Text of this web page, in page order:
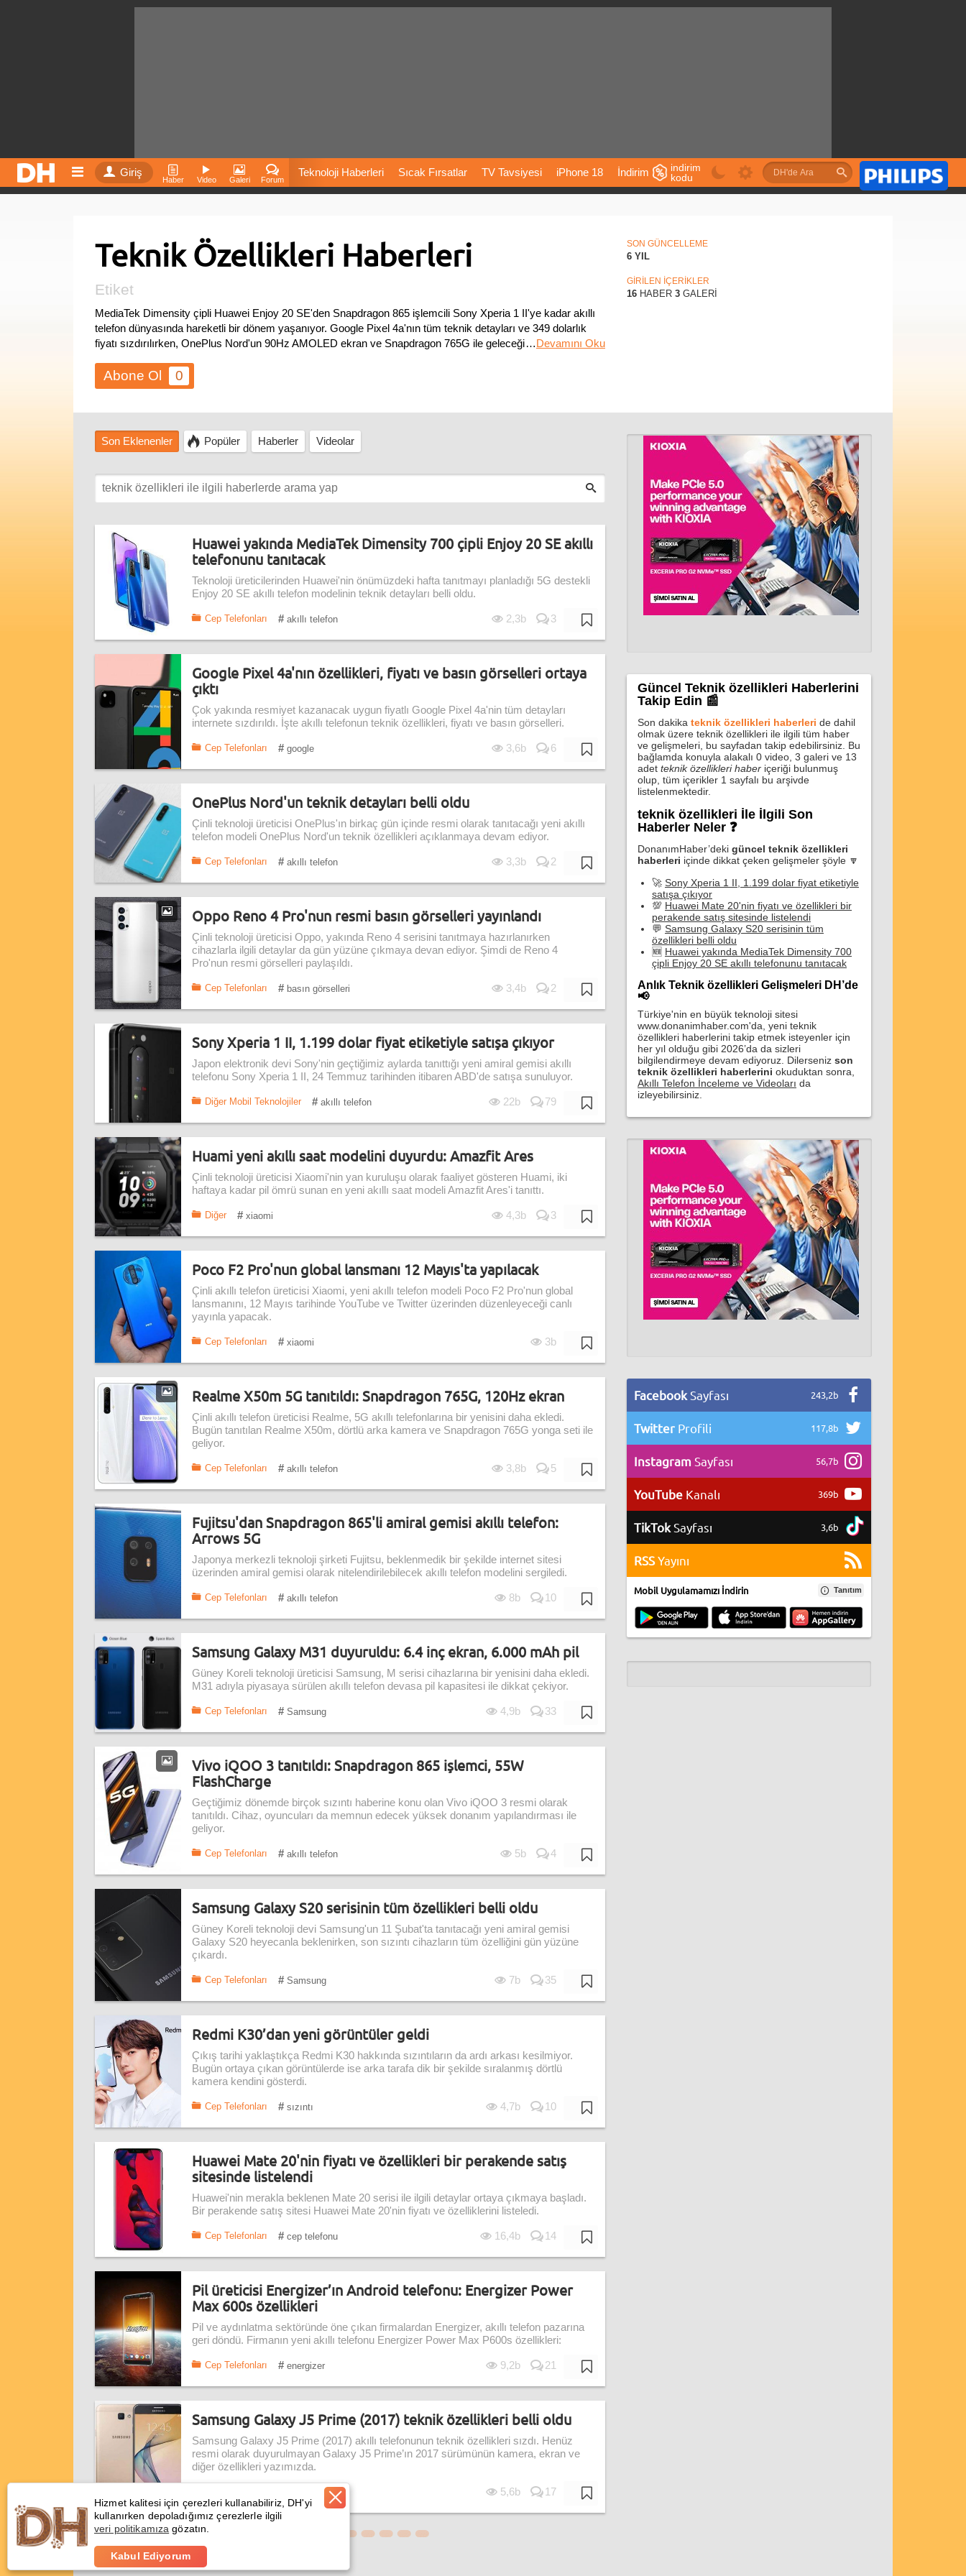
Giriş
Haber Video Galeri Forum
Teknoloji Haberleri Sıcak Fırsatlar TV Tavsiyesi iPhone 18 İndirim
Fiyatları Vizyondaki Filmler Bitcoin Önerileri
indirim
kodu
Teknik Özellikleri Haberleri
Etiket
MediaTek Dimensity çipli Huawei Enjoy 20 SE'den Snapdragon 865 işlemcili Sony Xperia 1 II'ye kadar akıllı
telefon dünyasında hareketli bir dönem yaşanıyor. Google Pixel 4a'nın tüm teknik detayları ve 349 dolarlık
fiyatı sızdırılırken, OnePlus Nord'un 90Hz AMOLED ekran ve Snapdragon 765G ile geleceği netleşti. Aynı
… Devamını Oku
0
SON GÜNCELLEME
6 YIL
GİRİLEN İÇERİKLER
16 HABER 3 GALERİ
Son Eklenenler Popüler Haberler Videolar
Huawei yakında MediaTek Dimensity 700 çipli Enjoy 20 SE akıllı
telefonunu tanıtacak
Teknoloji üreticilerinden Huawei'nin önümüzdeki hafta tanıtmayı planladığı 5G destekli
Enjoy 20 SE akıllı telefon modelinin teknik detayları belli oldu.
Cep Telefonları # akıllı telefon 2,3b 3
Google Pixel 4a'nın özellikleri, fiyatı ve basın görselleri ortaya
çıktı
Çok yakında resmiyet kazanacak uygun fiyatlı Google Pixel 4a'nin tüm detayları
internete sızdırıldı. İşte akıllı telefonun teknik özellikleri, fiyatı ve basın görselleri.
Cep Telefonları # google 3,6b 6
OnePlus Nord'un teknik detayları belli oldu
Çinli teknoloji üreticisi OnePlus'ın birkaç gün içinde resmi olarak tanıtacağı yeni akıllı
telefon modeli OnePlus Nord'un teknik özellikleri açıklanmaya devam ediyor.
Cep Telefonları # akıllı telefon 3,3b 2
Oppo Reno 4 Pro'nun resmi basın görselleri yayınlandı
Çinli teknoloji üreticisi Oppo, yakında Reno 4 serisini tanıtmaya hazırlanırken
cihazlarla ilgili detaylar da gün yüzüne çıkmaya devan ediyor. Şimdi de Reno 4
Pro'nun resmi görselleri paylaşıldı.
Cep Telefonları # basın görselleri 3,4b 2
Sony Xperia 1 II, 1.199 dolar fiyat etiketiyle satışa çıkıyor
Japon elektronik devi Sony'nin geçtiğimiz aylarda tanıttığı yeni amiral gemisi akıllı
telefonu Sony Xperia 1 II, 24 Temmuz tarihinden itibaren ABD'de satışa sunuluyor.
Diğer Mobil Teknolojiler # akıllı telefon 22b 79
Huami yeni akıllı saat modelini duyurdu: Amazfit Ares
Çinli teknoloji üreticisi Xiaomi'nin yan kuruluşu olarak faaliyet gösteren Huami, iki
haftaya kadar pil ömrü sunan en yeni akıllı saat modeli Amazfit Ares'i tanıttı.
Diğer # xiaomi 4,3b 3
Poco F2 Pro'nun global lansmanı 12 Mayıs'ta yapılacak
Çinli akıllı telefon üreticisi Xiaomi, yeni akıllı telefon modeli Poco F2 Pro'nun global
lansmanını, 12 Mayıs tarihinde YouTube ve Twitter üzerinden düzenleyeceği canlı
yayınla yapacak.
Cep Telefonları # xiaomi 3b
Realme X50m 5G tanıtıldı: Snapdragon 765G, 120Hz ekran
Çinli akıllı telefon üreticisi Realme, 5G akıllı telefonlarına bir yenisini daha ekledi.
Bugün tanıtılan Realme X50m, dörtlü arka kamera ve Snapdragon 765G yonga seti ile
geliyor.
Cep Telefonları # akıllı telefon 3,8b 5
Fujitsu'dan Snapdragon 865'li amiral gemisi akıllı telefon:
Arrows 5G
Japonya merkezli teknoloji şirketi Fujitsu, beklenmedik bir şekilde internet sitesi
üzerinden amiral gemisi olarak nitelendirilebilecek akıllı telefon modelini sergiledi.
Cep Telefonları # akıllı telefon 8b 10
Samsung Galaxy M31 duyuruldu: 6.4 inç ekran, 6.000 mAh pil
Güney Koreli teknoloji üreticisi Samsung, M serisi cihazlarına bir yenisini daha ekledi.
M31 adıyla piyasaya sürülen akıllı telefon devasa pil kapasitesi ile dikkat çekiyor.
Cep Telefonları # Samsung 4,9b 33
Vivo iQOO 3 tanıtıldı: Snapdragon 865 işlemci, 55W
FlashCharge
Geçtiğimiz dönemde birçok sızıntı haberine konu olan Vivo iQOO 3 resmi olarak
tanıtıldı. Cihaz, oyuncuları da memnun edecek yüksek donanım yapılandırması ile
geliyor.
Cep Telefonları # akıllı telefon 5b 4
Samsung Galaxy S20 serisinin tüm özellikleri belli oldu
Güney Koreli teknoloji devi Samsung'un 11 Şubat'ta tanıtacağı yeni amiral gemisi
Galaxy S20 heyecanla beklenirken, son sızıntı cihazların tüm özelliğini gün yüzüne
çıkardı.
Cep Telefonları # Samsung 7b 35
Redmi K30’dan yeni görüntüler geldi
Çıkış tarihi yaklaştıkça Redmi K30 hakkında sızıntıların da ardı arkası kesilmiyor.
Bugün ortaya çıkan görüntülerde ise arka tarafa dik bir şekilde sıralanmış dörtlü
kamera kendini gösterdi.
Cep Telefonları # sızıntı 4,7b 10
Huawei Mate 20'nin fiyatı ve özellikleri bir perakende satış
sitesinde listelendi
Huawei'nin merakla beklenen Mate 20 serisi ile ilgili detaylar ortaya çıkmaya başladı.
Bir perakende satış sitesi Huawei Mate 20'nin fiyatı ve özelliklerini listeledi.
Cep Telefonları # cep telefonu 16,4b 14
Pil üreticisi Energizer’ın Android telefonu: Energizer Power
Max 600s özellikleri
Pil ve aydınlatma sektöründe öne çıkan firmalardan Energizer, akıllı telefon pazarına
geri döndü. Firmanın yeni akıllı telefonu Energizer Power Max P600s özellikleri:
Cep Telefonları # energizer 9,2b 21
Samsung Galaxy J5 Prime (2017) teknik özellikleri belli oldu
Samsung Galaxy J5 Prime (2017) akıllı telefonunun teknik özellikleri sızdı. Henüz
resmi olarak duyurulmayan Galaxy J5 Prime’ın 2017 sürümünün kamera, ekran ve
diğer özellikleri yazımızda.
Samsung 5,6b 17
Güncel Teknik özellikleri Haberlerini
Takip Edin 📰
Son dakika teknik özellikleri haberleri de dahil
olmak üzere teknik özellikleri ile ilgili tüm haber
ve gelişmeleri, bu sayfadan takip edebilirsiniz. Bu
bağlamda konuyla alakalı 0 video, 3 galeri ve 13
adet teknik özellikleri haber içeriği bulunmuş
olup, tüm içerikler 1 sayfalı bu arşivde
listelenmektedir.
teknik özellikleri İle İlgili Son
Haberler Neler ❓
DonanımHaber’deki güncel teknik özellikleri
haberleri içinde dikkat çeken gelişmeler şöyle 🔽
🚀 Sony Xperia 1 II, 1.199 dolar fiyat etiketiyle
satışa çıkıyor
💯 Huawei Mate 20'nin fiyatı ve özellikleri bir
perakende satış sitesinde listelendi
💬 Samsung Galaxy S20 serisinin tüm
özellikleri belli oldu
🆕 Huawei yakında MediaTek Dimensity 700
çipli Enjoy 20 SE akıllı telefonunu tanıtacak
Anlık Teknik özellikleri Gelişmeleri DH’de
📢
Türkiye'nin en büyük teknoloji sitesi
www.donanimhaber.com'da, yeni teknik
özellikleri haberlerini takip etmek isteyenler için
her yıl olduğu gibi 2026’da da sizleri
bilgilendirmeye devam ediyoruz. Dilerseniz son
teknik özellikleri haberlerini okuduktan sonra,
Akıllı Telefon İnceleme ve Videoları da
izleyebilirsiniz.
Facebook Sayfası 243,2b
Twitter Profili 117,8b
Instagram Sayfası 56,7b
YouTube Kanalı 369b
TikTokSayfası 3,6b
RSSYayını
Mobil Uygulamamızı İndirin Tanıtım
Hizmet kalitesi için çerezleri kullanabiliriz, DH'yi
kullanırken depoladığımız çerezlerle ilgili
veri politikamıza gözatın.
Kabul Ediyorum